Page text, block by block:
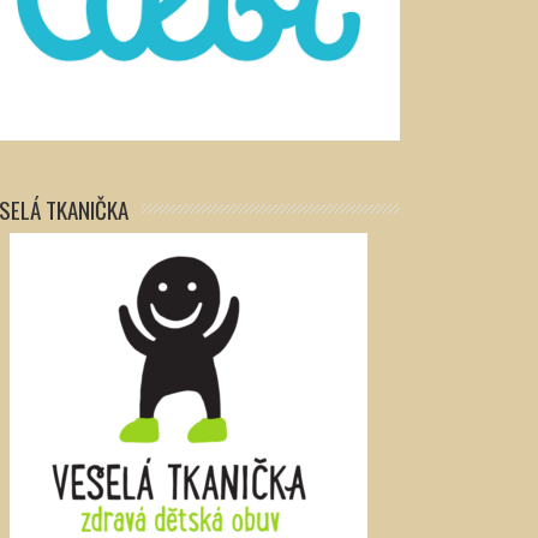
TKANIČKA